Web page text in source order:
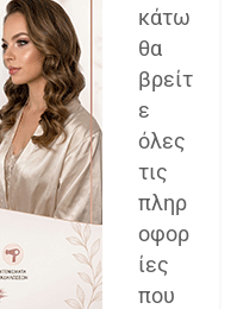
κάτω
θα
βρείτ
ε
όλες
τις
πληρ
οφορ
ίες
που